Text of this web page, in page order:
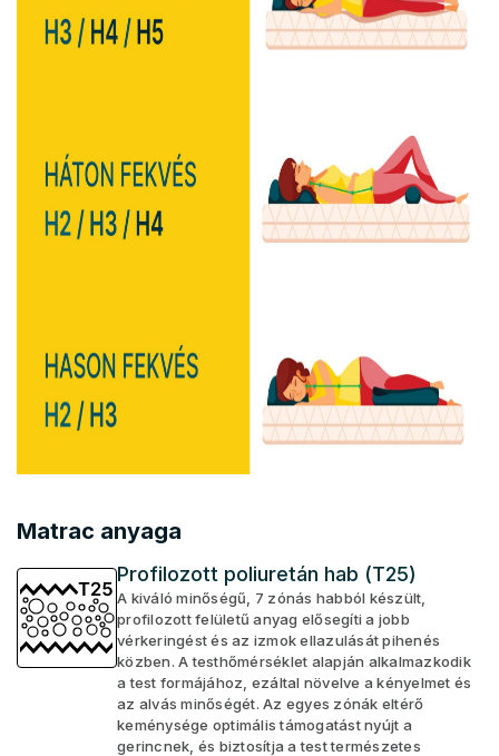
Matrac anyaga
Profilozott poliuretán hab (T25)
A kiváló minőségű, 7 zónás habból készült,
profilozott felületű anyag elősegíti a jobb
vérkeringést és az izmok ellazulását pihenés
közben. A testhőmérséklet alapján alkalmazkodik
a test formájához, ezáltal növelve a kényelmet és
az alvás minőségét. Az egyes zónák eltérő
keménysége optimális támogatást nyújt a
gerincnek, és biztosítja a test természetes